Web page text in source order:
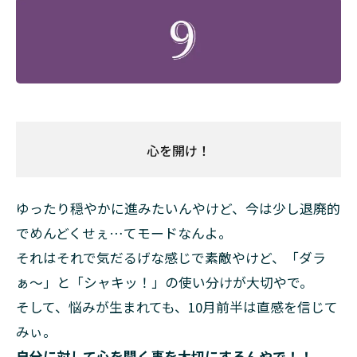
心を開け！
ゆったり穏やかに進みたいんやけど、今は少し退廃的
でめんどくせぇ…てモードなんよ。
それはそれで気だるげな感じで素敵やけど、「ダラ
ぁ〜」と「シャキッ！」の使い分けが大切やで。
そして、悩みが生まれても、10月前半は直感を信じて
みぃ。